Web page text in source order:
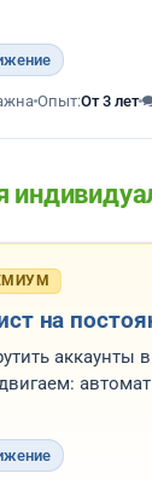
(опрос) с
i...
Опыт:От 3 лет
на
аккаунты
как